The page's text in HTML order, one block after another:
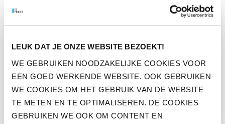
LEUK DAT JE ONZE WEBSITE BEZOEKT!
WE GEBRUIKEN NOODZAKELIJKE COOKIES VOOR
EEN GOED WERKENDE WEBSITE. OOK GEBRUIKEN
WE COOKIES OM HET GEBRUIK VAN DE WEBSITE
TE METEN EN TE OPTIMALISEREN. DE COOKIES
GEBRUIKEN WE OOK OM CONTENT EN
DE INVLOED VAN DE
OORLOG IN OEKRAÏNE OP DE
FINANCIËLE MARKTEN
NIEUWS